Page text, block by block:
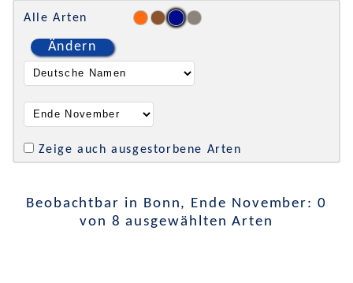
Alle Arten
Ändern
Zeige auch ausgestorbene Arten
Beobachtbar in Bonn, Ende November: 0
von 8 ausgewählten Arten